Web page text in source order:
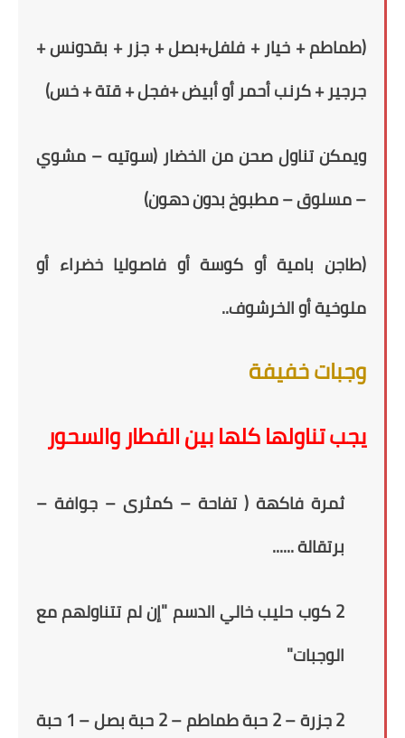
(طماطم + خيار + فلفل+بصل + جزر + بقدونس +
جرجير + كرنبأحمر أو أبيض +فجل + قتة + خس)
ويمكن تناولصحنمن الخضار (سوتيه – مشوي
– مسلوق – مطبوخ بدون دهون)
(طاجن بامية أو كوسة أو فاصوليا خضراء أو
ملوخية أو الخرشوف..
وجبات خفيفة
يجب تناولها كلها بين الفطار والسحور
ثمرة فاكهة ( تفاحة – كمثرى – جوافة –
برتقالة ......
2 كوب حليب خالي الدسم "إن لم تتناولهم مع
الوجبات"
2 جزرة – 2 حبة طماطم – 2 حبة بصل – 1 حبة